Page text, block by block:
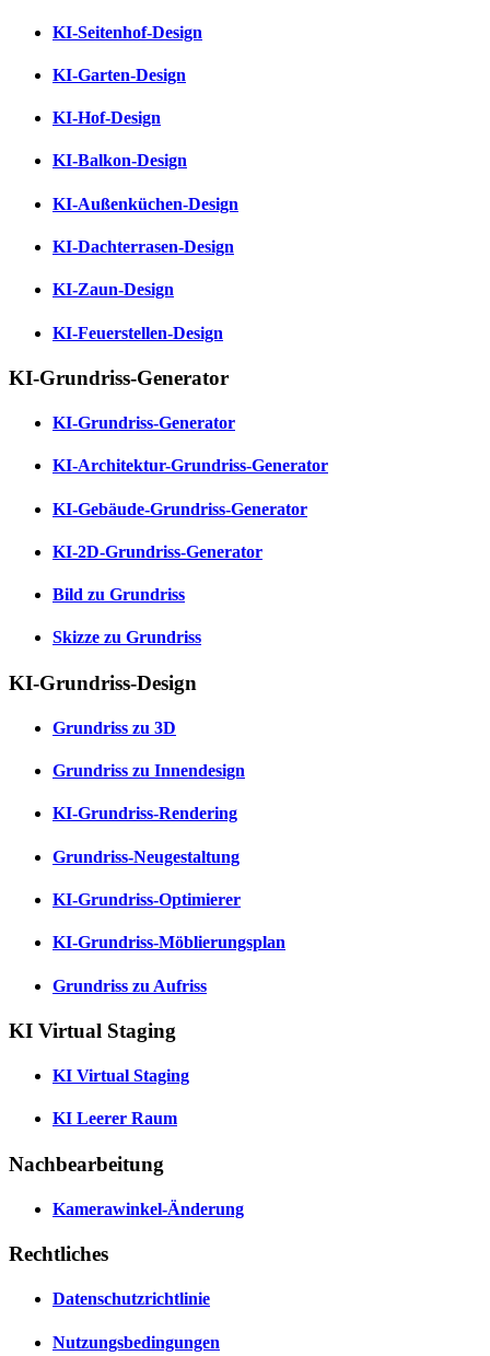
KI-Seitenhof-Design
KI-Garten-Design
KI-Hof-Design
KI-Balkon-Design
KI-Außenküchen-Design
KI-Dachterrasen-Design
KI-Zaun-Design
KI-Feuerstellen-Design
KI-Grundriss-Generator
KI-Grundriss-Generator
KI-Architektur-Grundriss-Generator
KI-Gebäude-Grundriss-Generator
KI-2D-Grundriss-Generator
Bild zu Grundriss
Skizze zu Grundriss
KI-Grundriss-Design
Grundriss zu 3D
Grundriss zu Innendesign
KI-Grundriss-Rendering
Grundriss-Neugestaltung
KI-Grundriss-Optimierer
KI-Grundriss-Möblierungsplan
Grundriss zu Aufriss
KI Virtual Staging
KI Virtual Staging
KI Leerer Raum
Nachbearbeitung
Kamerawinkel-Änderung
Rechtliches
Datenschutzrichtlinie
Nutzungsbedingungen